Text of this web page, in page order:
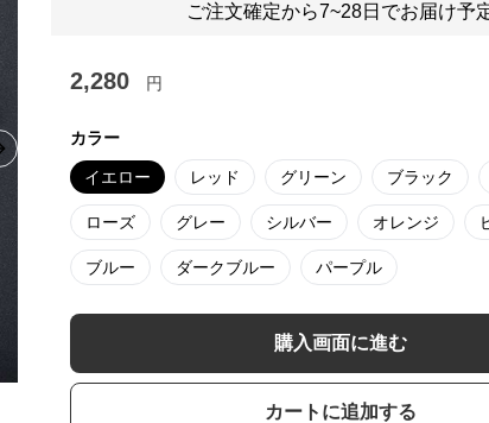
slide
ご注文確定から7~28日でお届け予
2,280 円
カラー
イエロー レッド グリーン ブラック
ローズ グレー シルバー オレンジ
ブルー ダークブルー パープル
購入画面に進む
カートに追加する